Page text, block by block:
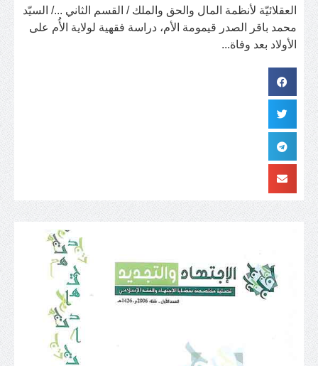
العقلائيّة لأنظمة المال والحق والملك / القسم الثاني .../ السيّد
محمد باقر الصدر قيمومة الأم، دراسة فقهية لولاية الأُم على
الأولاد بعد وفاة...